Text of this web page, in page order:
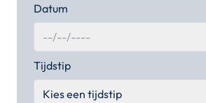
Datum
Tijdstip